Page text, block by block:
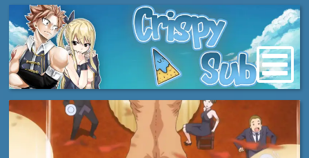
מעבר
לתוכן